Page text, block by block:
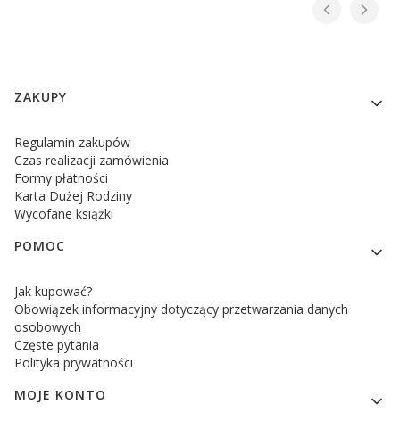
Linki w stopce
ZAKUPY
Regulamin zakupów
Czas realizacji zamówienia
Formy płatności
Karta Dużej Rodziny
Wycofane książki
POMOC
Jak kupować?
Obowiązek informacyjny dotyczący przetwarzania danych
osobowych
Częste pytania
Polityka prywatności
MOJE KONTO